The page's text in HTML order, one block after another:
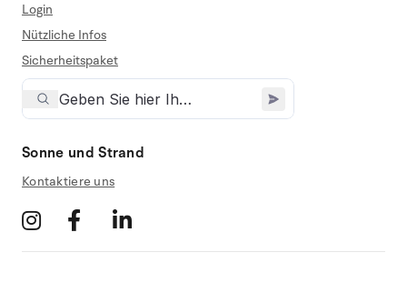
Login
Nützliche Infos
Sicherheitspaket
Sonne und Strand
Kontaktiere uns